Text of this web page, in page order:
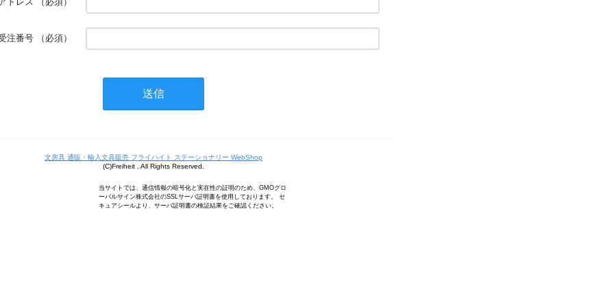
注番号 （必須）
文房具 通販・輸入文具販売 フライハイト ステーショナリー WebShop
(C)Freiheit . All Rights Reserved.
当サイトでは、通信情報の暗号化と実在性の証明のため、GMOグロ
ーバルサイン株式会社のSSLサーバ証明書を使用しております。 セ
キュアシールより、サーバ証明書の検証結果をご確認ください。